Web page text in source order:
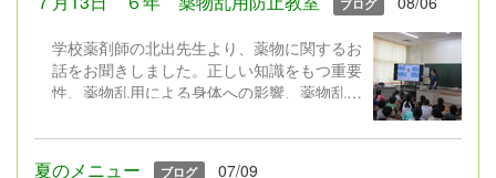
た。「良いことか、悪いことか」「どうした
れ真剣に考えていました。
ブログ
学校薬剤師の北出先生より、薬物に関するお
話をお聞きしました。正しい知識をもつ重要
性、薬物乱用による身体への影響、薬物乱用
悪影響を与えてしまうこと、薬物乱用の怖さ
について学びました。
夏のメニュー ブログ 07/09